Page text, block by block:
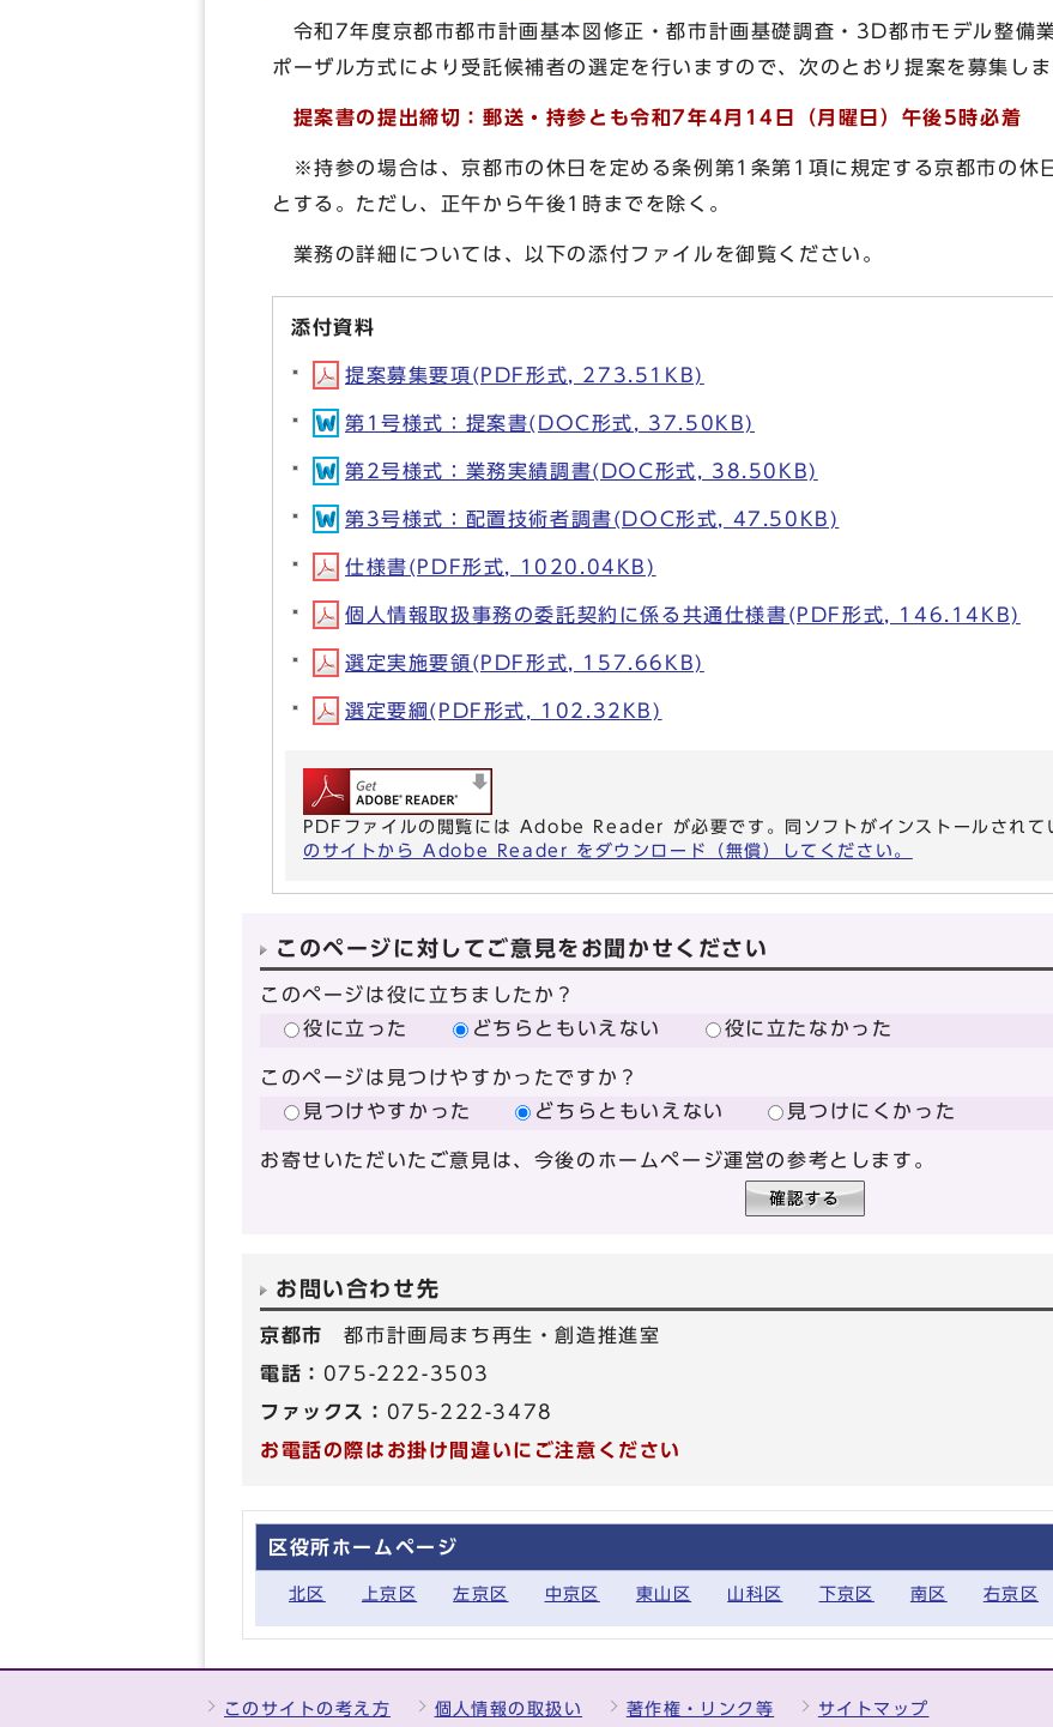
令和7年度京都市都市計画基本図修正・都市計画基礎調査・3D都市モデル整備
ポーザル方式により受託候補者の選定を行いますので、次のとおり提案を募集しま
提案書の提出締切：郵送・持参とも令和7年4月14日（月曜日）午後5時必着
※持参の場合は、京都市の休日を定める条例第1条第1項に規定する京都市の休
とする。ただし、正午から午後1時までを除く。
業務の詳細については、以下の添付ファイルを御覧ください。
添付資料
提案募集要項(PDF形式, 273.51KB)
第1号様式：提案書(DOC形式, 37.50KB)
第2号様式：業務実績調書(DOC形式, 38.50KB)
第3号様式：配置技術者調書(DOC形式, 47.50KB)
仕様書(PDF形式, 1020.04KB)
個人情報取扱事務の委託契約に係る共通仕様書(PDF形式, 146.14KB)
選定実施要領(PDF形式, 157.66KB)
選定要綱(PDF形式, 102.32KB)
PDFファイルの閲覧には Adobe Reader が必要です。同ソフトがインストールされて
のサイトから Adobe Reader をダウンロード（無償）してください。
このページに対してご意見をお聞かせください
このページは役に立ちましたか？
役に立った
どちらともいえない 役に立たなかった
このページは見つけやすかったですか？
見つけやすかった
どちらともいえない 見つけにくかった
お寄せいただいたご意見は、今後のホームページ運営の参考とします。
お問い合わせ先
京都市都市計画局まち再生・創造推進室
電話： 075-222-3503
ファックス： 075-222-3478
お電話の際はお掛け間違いにご注意ください
区役所ホームページ
北区 上京区 左京区 中京区 東山区 山科区 下京区 南区 右京区
このサイトの考え方 個人情報の取扱い 著作権・リンク等 サイトマップ